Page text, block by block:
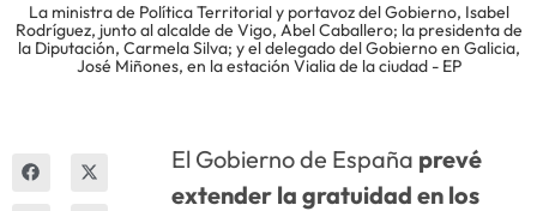
La ministra de Política Territorial y portavoz del Gobierno, Isabel
Rodríguez, junto al alcalde de Vigo, Abel Caballero; la presidenta de
la Diputación, Carmela Silva; y el delegado del Gobierno en Galicia,
José Miñones, en la estación Vialia de la ciudad - EP
El Gobierno de España prevé
extender la gratuidad en los